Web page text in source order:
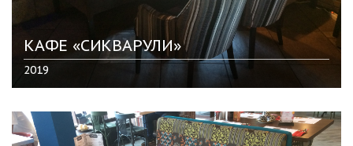
КАФЕ «СИКВАРУЛИ»
2019